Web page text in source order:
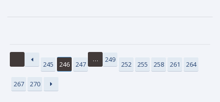
245 246 247
… 249
252 255 258 261 264
267 270